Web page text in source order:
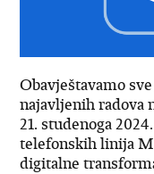
Obavještavamo
najavljenih radova
21. studenoga
telefonskih linija
digitalne